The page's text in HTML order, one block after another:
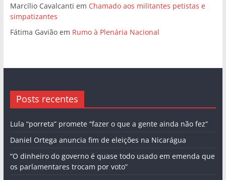
Marcílio Cavalcanti em Chamado aos militantes petistas e
simpatizantes
Fátima Gaviãoem Rumo à Plenária Nacional
Posts recentes
Lula “porreta” promete “fazer o que a gente ainda não fez”
Daniel Ortega anuncia fim de eleições na Nicarágua
“O dinheiro do governo é quase todo usado em emenda que
os parlamentares trocam por voto”